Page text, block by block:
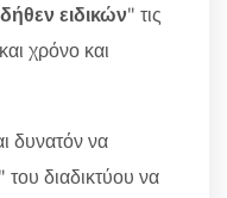
δήθεν ειδικών" τις
χρόνο και
δυνατόν να
" του διαδικτύου να